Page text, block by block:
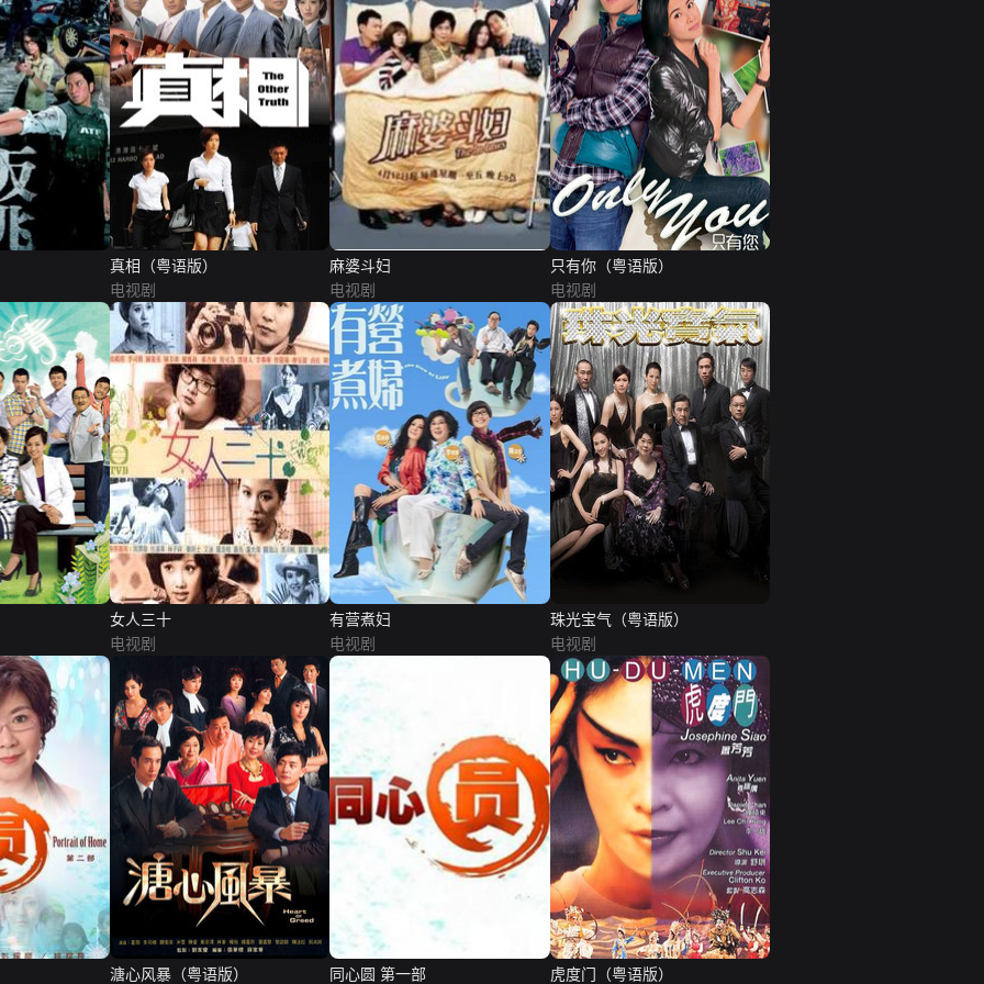
真相（粤语版）
电视剧
麻婆斗妇
电视剧
只有你（粤语版）
电视剧
女人三十
电视剧
有营煮妇
电视剧
珠光宝气（粤语版）
电视剧
溏心风暴（粤语版） 同心圆 第一部 虎度门（粤语版）